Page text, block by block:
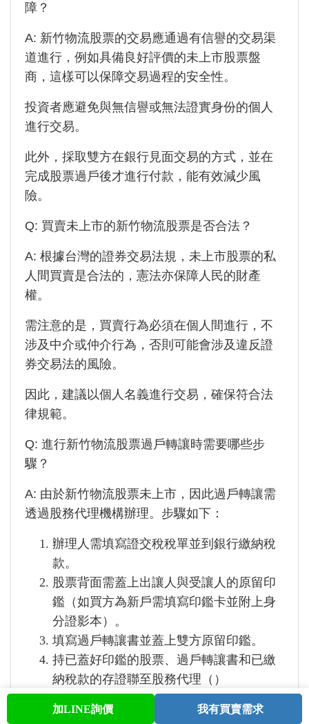
股票查詢 與我聯繫 會員中心
障？
A: 新竹物流股票的交易應通過有信譽的交易渠
道進行，例如具備良好評價的未上市股票盤
商，這樣可以保障交易過程的安全性。
投資者應避免與無信譽或無法證實身份的個人
進行交易。
此外，採取雙方在銀行見面交易的方式，並在
完成股票過戶後才進行付款，能有效減少風
險。
Q: 買賣未上市的新竹物流股票是否合法？
A: 根據台灣的證券交易法規，未上市股票的私
人間買賣是合法的，憲法亦保障人民的財產
權。
需注意的是，買賣行為必須在個人間進行，不
涉及中介或仲介行為，否則可能會涉及違反證
券交易法的風險。
因此，建議以個人名義進行交易，確保符合法
律規範。
Q: 進行新竹物流股票過戶轉讓時需要哪些步
驟？
A: 由於新竹物流股票未上市，因此過戶轉讓需
透過股務代理機構辦理。步驟如下：
辦理人需填寫證交稅稅單並到銀行繳納稅
款。
股票背面需蓋上出讓人與受讓人的原留印
鑑（如買方為新戶需填寫印鑑卡並附上身
分證影本）。
填寫過戶轉讓書並蓋上雙方原留印鑑。
持已蓋好印鑑的股票、過戶轉讓書和已繳
納稅款的存證聯至股務代理（ ）
加LINE詢價 我有買賣需求